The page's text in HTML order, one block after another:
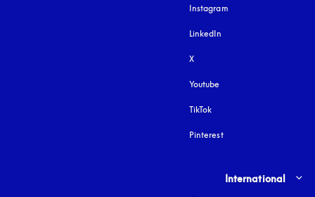
Instagram
LinkedIn
X
Youtube
TikTok
Pinterest
Select country and
International